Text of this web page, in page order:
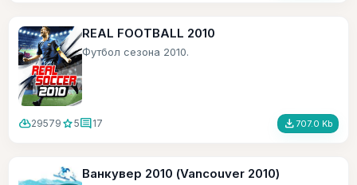
REAL FOOTBALL 2010
Футбол сезона 2010.
cloud_download29579 star5comment17 file_download707.0 Kb
Ванкувер 2010 (Vancouver 2010)